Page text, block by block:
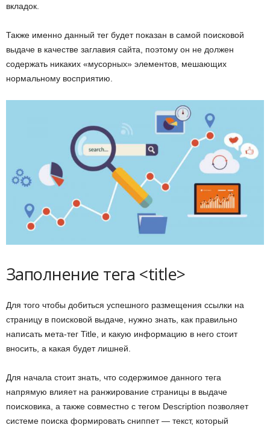
вкладок.
Также именно данный тег будет показан в самой поисковой
выдаче в качестве заглавия сайта, поэтому он не должен
содержать никаких «мусорных» элементов, мешающих
нормальному восприятию.
Заполнение тега <title>
Для того чтобы добиться успешного размещения ссылки на
страницу в поисковой выдаче, нужно знать, как правильно
написать мета-тег Title, и какую информацию в него стоит
вносить, а какая будет лишней.
Для начала стоит знать, что содержимое данного тега
напрямую влияет на ранжирование страницы в выдаче
поисковика, а также совместно с тегом Description позволяет
системе поиска формировать сниппет — текст, который